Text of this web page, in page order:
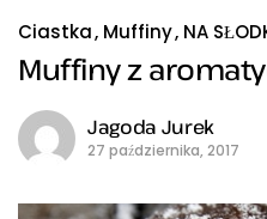
Ciastka Muffiny NA
Muffiny z
Jagoda Jurek
27 października, 2017